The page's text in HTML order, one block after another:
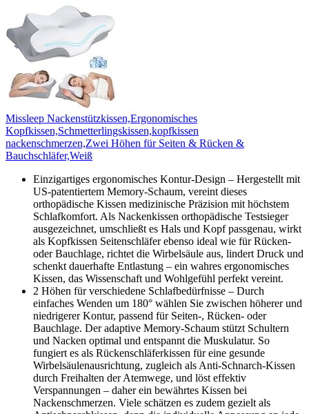
Missleep Nackenstützkissen,Ergonomisches
Kopfkissen,Schmetterlingskissen,kopfkissen
nackenschmerzen,Zwei Höhen für Seiten & Rücken &
Bauchschläfer,Weiß
Einzigartiges ergonomisches Kontur-Design – Hergestellt mit
US-patentiertem Memory-Schaum, vereint dieses
orthopädische Kissen medizinische Präzision mit höchstem
Schlafkomfort. Als Nackenkissen orthopädische Testsieger
ausgezeichnet, umschließt es Hals und Kopf passgenau, wirkt
als Kopfkissen Seitenschläfer ebenso ideal wie für Rücken-
oder Bauchlage, richtet die Wirbelsäule aus, lindert Druck und
schenkt dauerhafte Entlastung – ein wahres ergonomisches
Kissen, das Wissenschaft und Wohlgefühl perfekt vereint.
2 Höhen für verschiedene Schlafbedürfnisse – Durch
einfaches Wenden um 180° wählen Sie zwischen höherer und
niedrigerer Kontur, passend für Seiten-, Rücken- oder
Bauchlage. Der adaptive Memory-Schaum stützt Schultern
und Nacken optimal und entspannt die Muskulatur. So
fungiert es als Rückenschläferkissen für eine gesunde
Wirbelsäulenausrichtung, zugleich als Anti-Schnarch-Kissen
durch Freihalten der Atemwege, und löst effektiv
Verspannungen – daher ein bewährtes Kissen bei
Nackenschmerzen. Viele schätzen es zudem gezielt als